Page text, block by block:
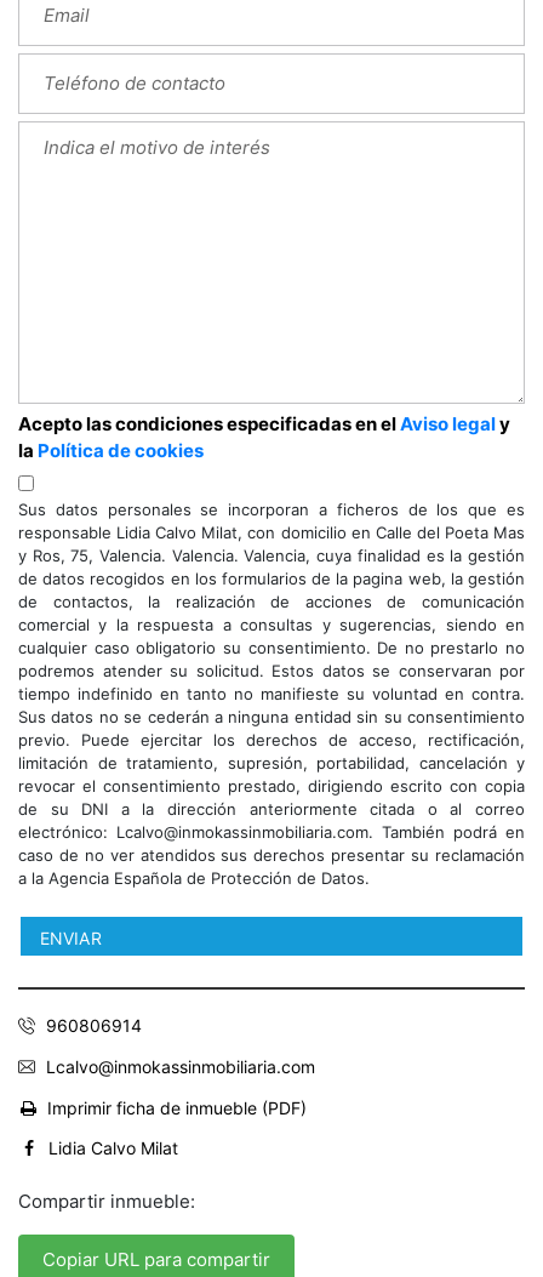
Acepto las condiciones especificadas en elAviso legaly
la Política de cookies
Sus datos personales se incorporan a ficheros de los que es
responsable Lidia Calvo Milat, con domicilio en Calle del Poeta Mas
y Ros, 75, Valencia. Valencia. Valencia, cuya finalidad es la gestión
de datos recogidos en los formularios de la pagina web, la gestión
de contactos, la realización de acciones de comunicación
comercial y la respuesta a consultas y sugerencias, siendo en
cualquier caso obligatorio su consentimiento. De no prestarlo no
podremos atender su solicitud. Estos datos se conservaran por
tiempo indefinido en tanto no manifieste su voluntad en contra.
Sus datos no se cederán a ninguna entidad sin su consentimiento
previo. Puede ejercitar los derechos de acceso, rectificación,
limitación de tratamiento, supresión, portabilidad, cancelación y
revocar el consentimiento prestado, dirigiendo escrito con copia
de su DNI a la dirección anteriormente citada o al correo
electrónico: Lcalvo@inmokassinmobiliaria.com. También podrá en
caso de no ver atendidos sus derechos presentar su reclamación
a la Agencia Española de Protección de Datos.
960806914
Lcalvo@inmokassinmobiliaria.com
Imprimir ficha de inmueble (PDF)
Lidia Calvo Milat
Compartir inmueble:
Copiar URL para compartir